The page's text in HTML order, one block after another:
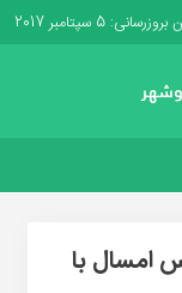
5 سپتامبر 2017
امسال با